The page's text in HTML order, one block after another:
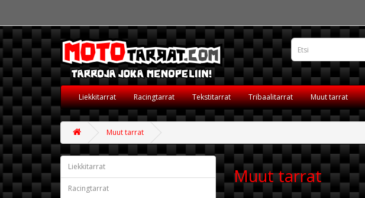
Liekkitarrat Racingtarrat Tekstitarrat Tribaalitarrat Muut tarrat
Muut tarrat
Liekkitarrat
Racingtarrat
Muut tarrat